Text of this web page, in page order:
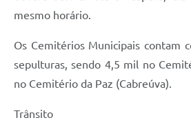
Agenda
Contato
Plano Municipal de Segurança Pública
mesmo horário.
Os Cemitérios Municipais contam
sepulturas, sendo 4,5 mil no
no Cemitério da Paz (Cabreúva).
Trânsito